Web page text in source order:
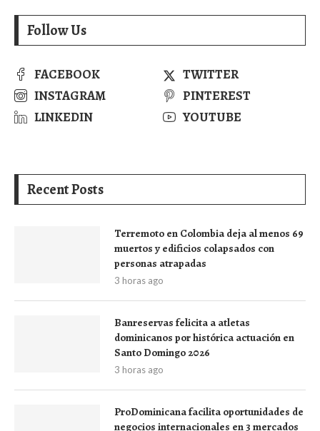
Follow Us
FACEBOOK
TWITTER
INSTAGRAM
PINTEREST
LINKEDIN
YOUTUBE
Recent Posts
Terremoto en Colombia deja al menos 69
muertos y edificios colapsados con
personas atrapadas
3 horas ago
Banreservas felicita a atletas
dominicanos por histórica actuación en
Santo Domingo 2026
3 horas ago
ProDominicana facilita oportunidades de
negocios internacionales en 3 mercados